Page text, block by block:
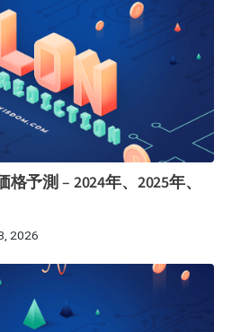
格予測 – 2024年、2025年、
2026